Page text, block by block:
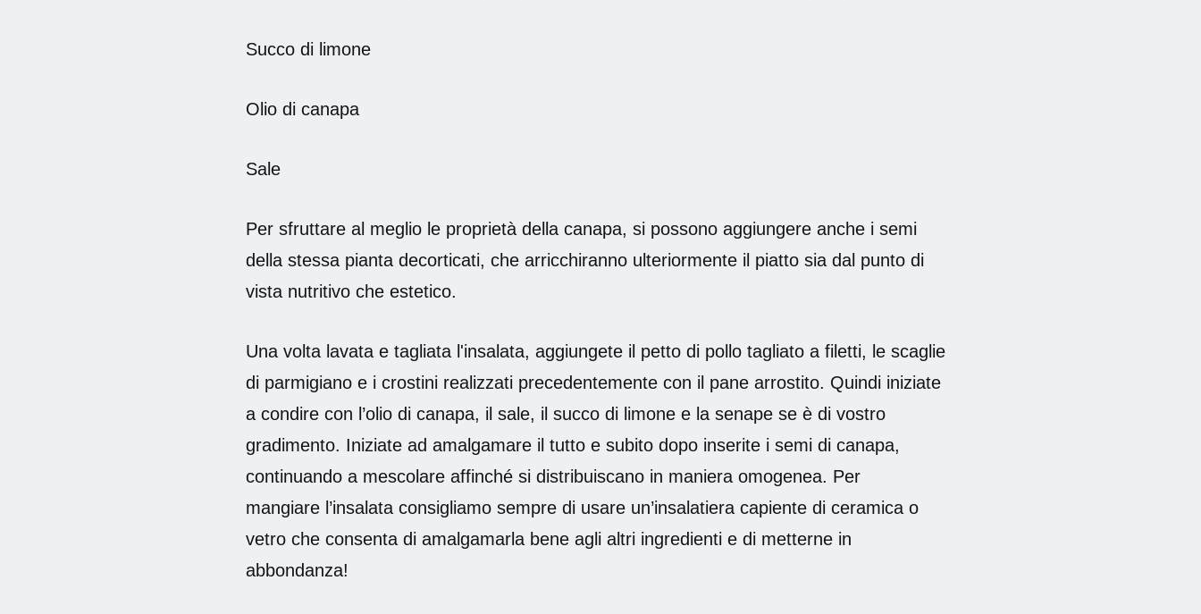
Succo di limone
Olio di canapa
Sale
Per sfruttare al meglio le proprietà della canapa, si possono aggiungere anche i semi
della stessa pianta decorticati, che arricchiranno ulteriormente il piatto sia dal punto di
vista nutritivo che estetico.
Una volta lavata e tagliata l'insalata, aggiungete il petto di pollo tagliato a filetti, le scaglie
di parmigiano e i crostini realizzati precedentemente con il pane arrostito. Quindi iniziate
a condire con l’olio di canapa, il sale, il succo di limone e la senape se è di vostro
gradimento. Iniziate ad amalgamare il tutto e subito dopo inserite i semi di canapa,
continuando a mescolare affinché si distribuiscano in maniera omogenea. Per
mangiare l’insalata consigliamo sempre di usare un’insalatiera capiente di ceramica o
vetro che consenta di amalgamarla bene agli altri ingredienti e di metterne in
abbondanza!